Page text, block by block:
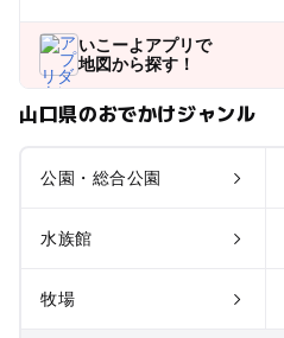
いこーよアプリで
地図から探す！
山口県のおでかけジャンル
公園・総合公園
水族館
牧場